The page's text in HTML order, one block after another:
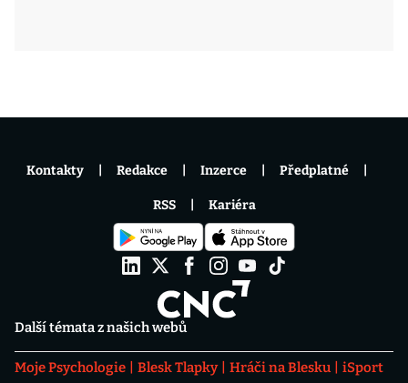
Další témata z našich webů
Moje Psychologie Blesk Tlapky Hráči na Blesku
iSport
Kontakty Redakce Inzerce Předplatné
RSS Kariéra